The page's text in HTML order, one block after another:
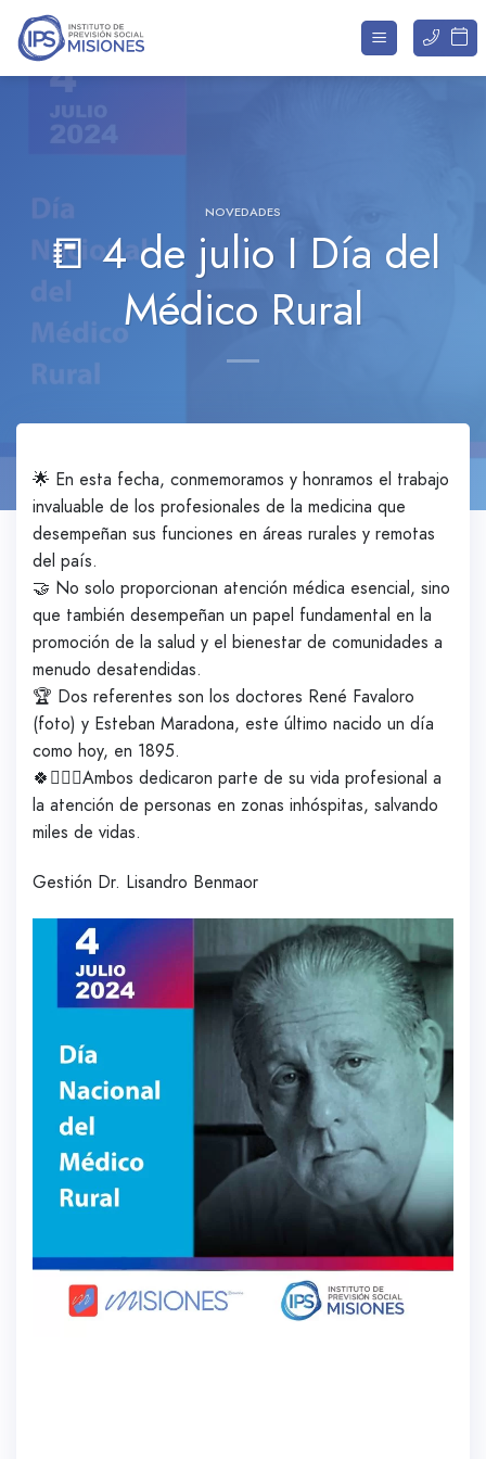
Saltar
contenido
NOVEDADES
📒 4 de julio I Día del
Médico Rural
🌟 En esta fecha, conmemoramos y honramos el trabajo
invaluable de los profesionales de la medicina que
desempeñan sus funciones en áreas rurales y remotas
del país.
🤝 No solo proporcionan atención médica esencial, sino
que también desempeñan un papel fundamental en la
promoción de la salud y el bienestar de comunidades a
menudo desatendidas.
🏆 Dos referentes son los doctores René Favaloro
(foto) y Esteban Maradona, este último nacido un día
como hoy, en 1895.
🍀👨🏻‍⚕️Ambos dedicaron parte de su vida profesional a
la atención de personas en zonas inhóspitas, salvando
miles de vidas.
Gestión Dr. Lisandro Benmaor